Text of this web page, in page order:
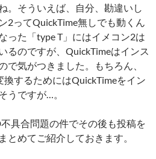
。そういえば、自分、勘違いし
2ってQuickTime無しでも動くん
った「type T」にはイメコン2は
るのですが、QuickTimeはインス
で気がつきました。もちろん、
換するためにはQuickTimeをイン
うですが…。
具合問題の件でその後も投稿を
とめてご紹介しておきます。